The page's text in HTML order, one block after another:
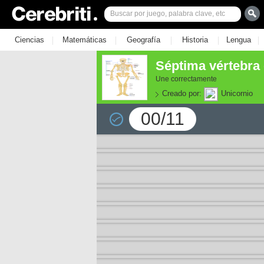
Ciencias | Matemáticas | Geografía | Historia | Lengua |
Séptima
Une correctamente
Creado por: Unicornio
00/11